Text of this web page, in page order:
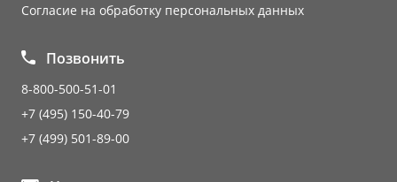
Согласие на обработку персональных данных
Позвонить
8-800-500-51-01
+7 (495) 150-40-79
+7 (499) 501-89-00